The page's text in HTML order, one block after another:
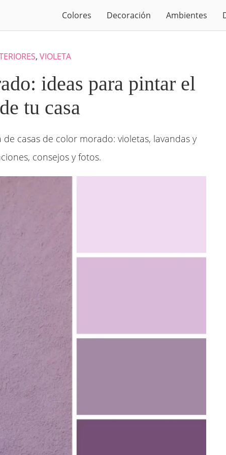
Colores Decoración Ambientes
, VIOLETA
ideas para pintar el
tu casa
casas de color morado: violetas, lavandas y
consejos y fotos.